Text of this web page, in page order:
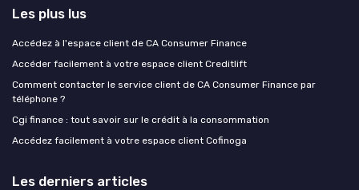
Les plus lus
Accédez à l'espace client de CA Consumer Finance
Accéder facilement à votre espace client Creditlift
Comment contacter le service client de CA Consumer Finance par
téléphone ?
Cgi finance : tout savoir sur le crédit à la consommation
Accédez facilement à votre espace client Cofinoga
Les derniers articles